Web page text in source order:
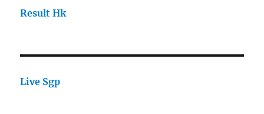
Result Hk
Live Sgp